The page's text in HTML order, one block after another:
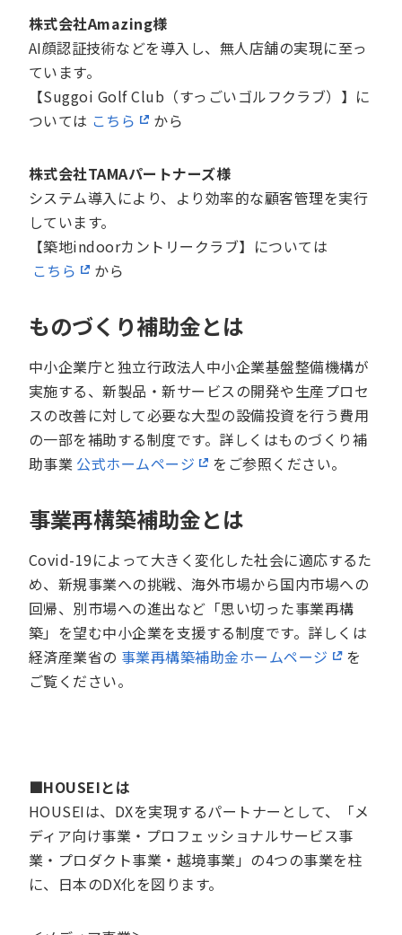
株式会社Amazing様
AI顔認証技術などを導入し、無人店舗の実現に至っ
ています。
【Suggoi Golf Club（すっごいゴルフクラブ）】に
ついては こちら から
株式会社TAMAパートナーズ様
システム導入により、より効率的な顧客管理を実行
しています。
【築地indoorカントリークラブ】については
こちら
から
ものづくり補助金とは
中小企業庁と独立行政法人中小企業基盤整備機構が
実施する、新製品・新サービスの開発や生産プロセ
スの改善に対して必要な大型の設備投資を行う費用
の一部を補助する制度です。詳しくはものづくり補
助事業 公式ホームページ をご参照ください。
事業再構築補助金とは
Covid-19によって大きく変化した社会に適応するた
め、新規事業への挑戦、海外市場から国内市場への
回帰、別市場への進出など「思い切った事業再構
築」を望む中小企業を支援する制度です。詳しくは
経済産業省の 事業再構築補助金ホームページ
を
ご覧ください。
■HOUSEIとは
HOUSEIは、DXを実現するパートナーとして、「メ
ディア向け事業・プロフェッショナルサービス事
業・プロダクト事業・越境事業」の4つの事業を柱
に、日本のDX化を図ります。